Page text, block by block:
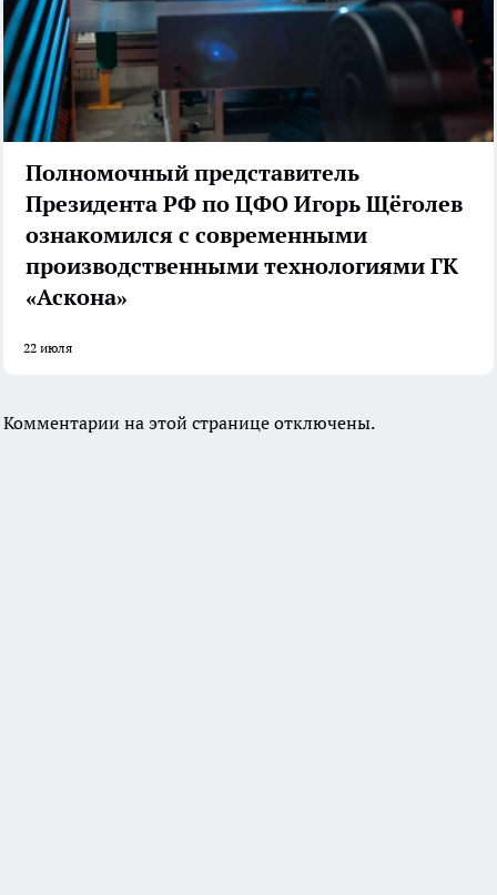
Полномочный представитель
Президента РФ по ЦФО Игорь Щёголев
ознакомился с современными
производственными технологиями ГК
«Аскона»
22 июля
Комментарии на этой странице отключены.